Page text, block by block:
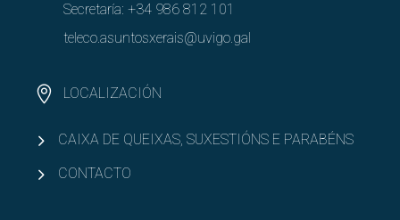
Secretaría: +34 986 812 101
teleco.asuntosxerais@uvigo.gal
LOCALIZACIÓN
CAIXA DE QUEIXAS, SUXESTIÓNS E PARABÉNS
CONTACTO